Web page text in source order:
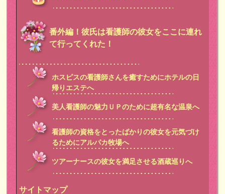
番外編！彼氏は看護師の彼女をここに連れ
て行ってくれた！
ホスピスの看護師さんを癒すためにホテルの日
帰りエステへ
美人看護師の魅力ＵＰのために超有名な温泉へ
看護師の資格をとったばかりの彼女を元気づけ
るためにアルパカ牧場へ
ツアーナースの彼女を満足させる酒蔵巡りへ
サイトマップ